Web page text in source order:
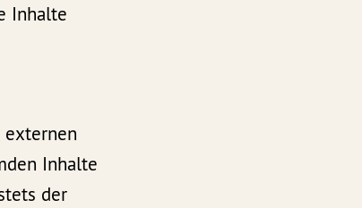
Inhalte
externen
Inhalte
der